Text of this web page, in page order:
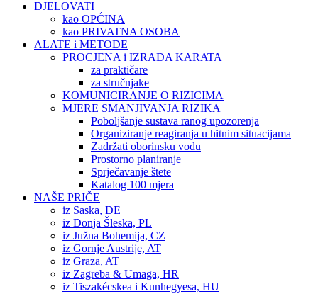
DJELOVATI
kao OPĆINA
kao PRIVATNA OSOBA
ALATE i METODE
PROCJENA i IZRADA KARATA
za praktičare
za stručnjake
KOMUNICIRANJE O RIZICIMA
MJERE SMANJIVANJA RIZIKA
Poboljšanje sustava ranog upozorenja
Organiziranje reagiranja u hitnim situacijama
Zadržati oborinsku vodu
Prostorno planiranje
Sprječavanje štete
Katalog 100 mjera
NAŠE PRIČE
iz Saska, DE
iz Donja Šleska, PL
iz Južna Bohemija, CZ
iz Gornje Austrije, AT
iz Graza, AT
iz Zagreba & Umaga, HR
iz Tiszakécskea i Kunhegyesa, HU